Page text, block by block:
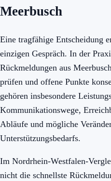
Meerbusch
Eine tragfähige Entscheidung
einzigen Gespräch. In der
Rückmeldungen aus
prüfen und offene Punkte
gehören insbesondere
Kommunikationswege,
Abläufe und mögliche
Unterstützungsbedarfs.
Im Nordrhein-Westfalen-
nicht die schnellste